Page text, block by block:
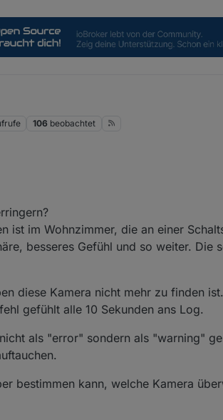
106 beobachtet
ist im Wohnzimmer, die an einer
besseres Gefühl und so weiter. Die
diese Kamera nicht mehr zu finden ist.
gefühlt alle 10 Sekunden ans Log.
als "error" sondern als "warning"
bestimmen kann, welche Kamera